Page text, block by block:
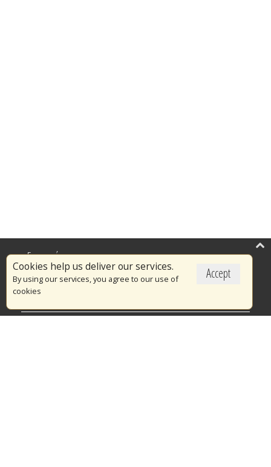
Accept
Cookies help us deliver our services.
By using our services, you agree to our use of
cookies
Επικαιρότητα
Το Πυροσβεστικό Σώμα